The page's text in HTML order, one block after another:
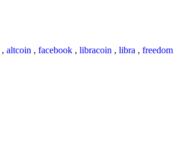
, altcoin , facebook , libracoin , libra , freedom